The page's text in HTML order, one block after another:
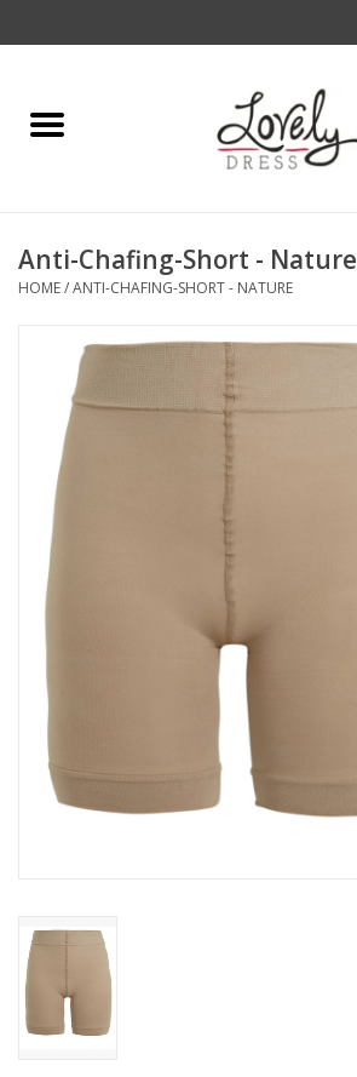
Home
A story about
Look at You
Anti-Chafing-Short - Nature
HOME/ANTI-CHAFING-SHORT - NATURE